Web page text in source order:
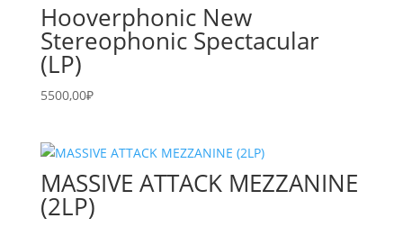
Hooverphonic New
Stereophonic Spectacular
(LP)
5500,00₽
MASSIVE ATTACK MEZZANINE
(2LP)